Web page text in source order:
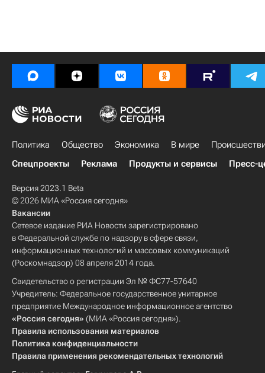
Политика Общество Экономика В мире
Спецпроекты
Реклама Продукты и сервисы Пресс-
Версия 2023.1 Beta
© 2026 МИА «Россия сегодня»
Вакансии
Сетевое издание РИА Новости зарегистрировано
в Федеральной службе по надзору в сфере связи,
информационных технологий и массовых коммуникаций
(Роскомнадзор) 08 апреля 2014 года.
Свидетельство о регистрации Эл № ФС77-57640
Учредитель: Федеральное государственное унитарное
предприятие Международное информационное агентство
«Россия сегодня» (МИА «Россия сегодня»).
Правила использования материалов
Политика конфиденциальности
Правила применения рекомендательных технологий